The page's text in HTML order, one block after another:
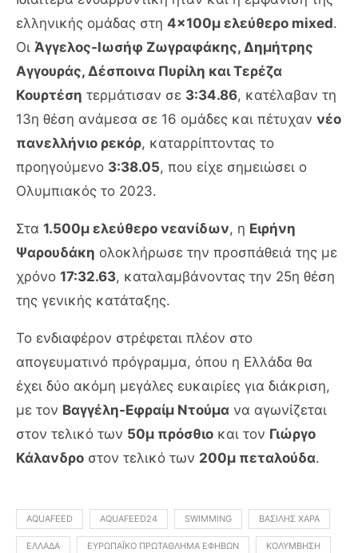
ελληνικής ομάδας στη 4×100μ ελεύθερο mixed.
Οι Άγγελος-Ιωσήφ Ζωγραφάκης, Δημήτρης
Αγγουράς, Δέσποινα Πυρίλη και Τερέζα
Κουρτέση τερμάτισαν σε 3:34.86, κατέλαβαν τη
13η θέση ανάμεσα σε 16 ομάδες και πέτυχαν νέο
πανελλήνιο ρεκόρ, καταρρίπτοντας το
προηγούμενο 3:38.05, που είχε σημειώσει ο
Ολυμπιακός το 2023.
Στα 1.500μ ελεύθερο νεανίδων, η Ειρήνη
Ψαρουδάκη ολοκλήρωσε την προσπάθειά της με
χρόνο 17:32.63, καταλαμβάνοντας την 25η θέση
της γενικής κατάταξης.
Το ενδιαφέρον στρέφεται πλέον στο
απογευματινό πρόγραμμα, όπου η Ελλάδα θα
έχει δύο ακόμη μεγάλες ευκαιρίες για διάκριση,
με τον Βαγγέλη-Εφραίμ Ντούμα να αγωνίζεται
στον τελικό των 50μ πρόσθιο και τον Γιώργο
Κάλανδρο στον τελικό των 200μ πεταλούδα.
AQUAFEED AQUAFEED24 SWIMMING ΒΑΣΊΛΗΣ ΧΆΡΑ
ΕΛΛΆΔΑ ΕΥΡΩΠΑΪΚΌ ΠΡΩΤΆΘΛΗΜΑ ΕΦΉΒΩΝ ΚΟΛΎΜΒΗΣΗ